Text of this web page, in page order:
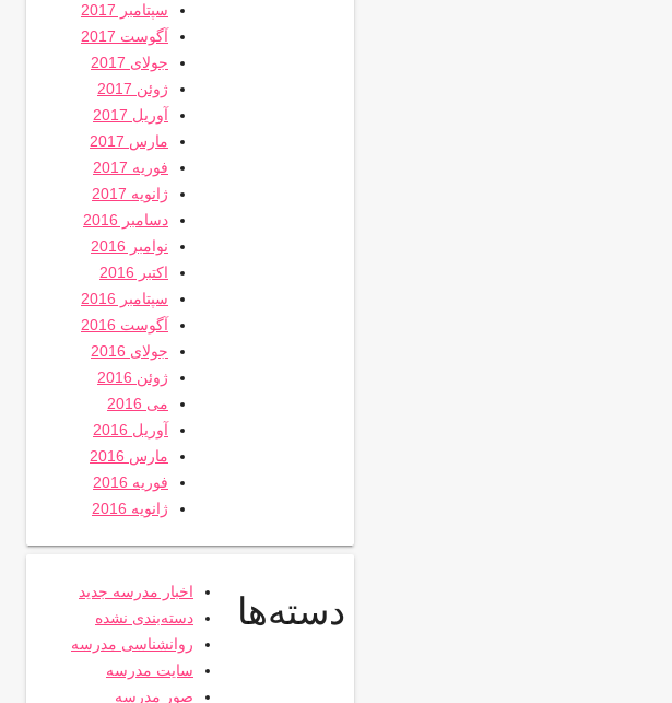
سپتامبر 2017
آگوست 2017
جولای 2017
ژوئن 2017
آوریل 2017
مارس 2017
فوریه 2017
ژانویه 2017
دسامبر 2016
نوامبر 2016
اکتبر 2016
سپتامبر 2016
آگوست 2016
جولای 2016
ژوئن 2016
می 2016
آوریل 2016
مارس 2016
فوریه 2016
ژانویه 2016
دسته‌ها
اخبار مدرسه جدید
دسته‌بندی نشده
روانشناسی مدرسه
سایت مدرسه
صور مدرسه